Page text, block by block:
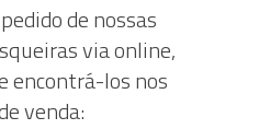
de nossas
via online,
encontrá-los nos
venda: